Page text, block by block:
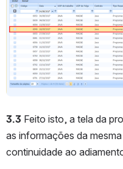
3.3 Feito isto, a tela da
as informações da
continuidade ao